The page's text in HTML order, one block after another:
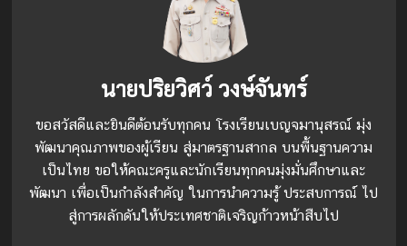
นายปริยวิศว์ วงษ์จันทร์
ขอสวัสดีและยินดีต้อนรับทุกคน โรงเรียนเบญจมานุสรณ์ มุ่ง
พัฒนาคุณภาพของผู้เรียน สู่มาตรฐานสากล บนพื้นฐานความ
เป็นไทย ขอให้คณะครูและนักเรียนทุกคนมุ่งมั่นศึกษาและ
พัฒนา เพื่อเป็นกำลังสำคัญ ในการนำความรู้ ประสบการณ์ ไป
สู่การผลักดันให้ประเทศชาติเจริญก้าวหน้าสืบไป